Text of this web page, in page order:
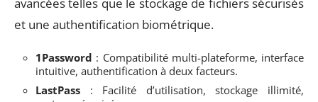
et une authentification biométrique.
1Password : Compatibilité multi-plateforme, interface
intuitive, authentification à deux facteurs.
LastPass : Facilité d’utilisation, stockage illimité,